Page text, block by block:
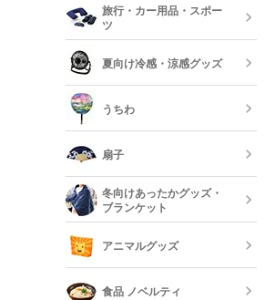
旅行・カー用品・スポー
ツ
夏向け冷感・涼感グッズ
うちわ
扇子
冬向けあったかグッズ・
ブランケット
アニマルグッズ
食品 ノベルティ